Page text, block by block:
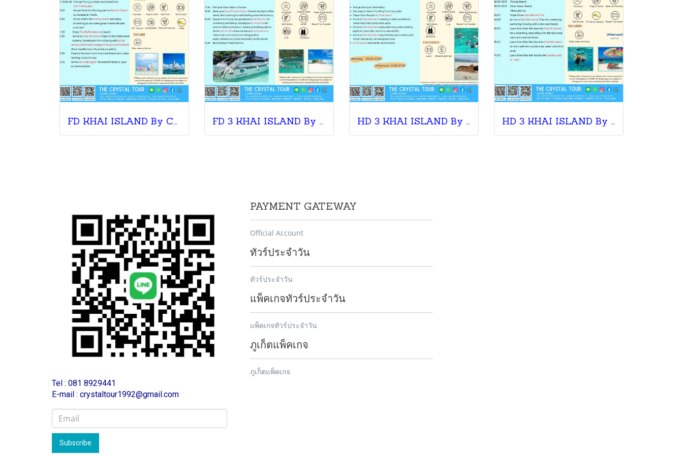
FD KHAI ISLAND By Catamaran FD 3 KHAI ISLAND By Speedboat HD 3 KHAI ISLAND By Speedboat HD 3 KHAI ISLAND By Speed Boat Afternoon
Tel : 081 8929441
E-mail : crystaltour1992@gmail.com
Subscribe
PAYMENT GATEWAY
Official Account
ทัวร์ประจำวัน
ทัวร์ประจำวัน
แพ็คเกจทัวร์ประจำวัน
แพ็คเกจทัวร์ประจำวัน
ภูเก็ตแพ็คเกจ
ภูเก็ตแพ็คเกจ